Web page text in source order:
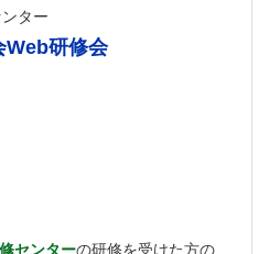
ター
Web研修会
センターの研修を受けた方の